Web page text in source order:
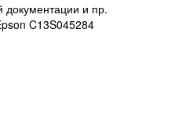
документации и пр.
C13S045284